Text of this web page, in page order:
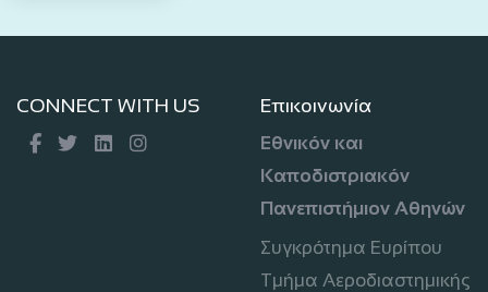
CONNECT WITH US Επικοινωνία
Εθνικόν και
Καποδιστριακόν
Πανεπιστήμιον Αθηνών
Συγκρότημα Ευρίπου
Τμήμα Αεροδιαστημικής